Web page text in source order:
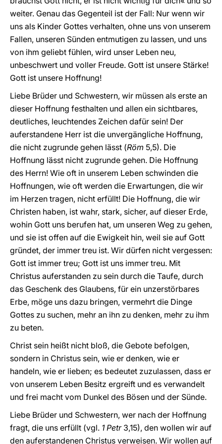
weiter. Genau das Gegenteil ist der Fall: Nur wenn wir
uns als Kinder Gottes verhalten, ohne uns von unserem
Fallen, unseren Sünden entmutigen zu lassen, und uns
von ihm geliebt fühlen, wird unser Leben neu,
unbeschwert und voller Freude. Gott ist unsere Stärke!
Gott ist unsere Hoffnung!
Liebe Brüder und Schwestern, wir müssen als erste an
dieser Hoffnung festhalten und allen ein sichtbares,
deutliches, leuchtendes Zeichen dafür sein! Der
auferstandene Herr ist die unvergängliche Hoffnung,
die nicht zugrunde gehen lässt (Röm 5,5). Die
Hoffnung lässt nicht zugrunde gehen. Die Hoffnung
des Herrn! Wie oft in unserem Leben schwinden die
Hoffnungen, wie oft werden die Erwartungen, die wir
im Herzen tragen, nicht erfüllt! Die Hoffnung, die wir
Christen haben, ist wahr, stark, sicher, auf dieser Erde,
wohin Gott uns berufen hat, um unseren Weg zu gehen,
und sie ist offen auf die Ewigkeit hin, weil sie auf Gott
gründet, der immer treu ist. Wir dürfen nicht vergessen:
Gott ist immer treu; Gott ist uns immer treu. Mit
Christus auferstanden zu sein durch die Taufe, durch
das Geschenk des Glaubens, für ein unzerstörbares
Erbe, möge uns dazu bringen, vermehrt die Dinge
Gottes zu suchen, mehr an ihn zu denken, mehr zu ihm
zu beten.
Christ sein heißt nicht bloß, die Gebote befolgen,
sondern in Christus sein, wie er denken, wie er
handeln, wie er lieben; es bedeutet zuzulassen, dass er
von unserem Leben Besitz ergreift und es verwandelt
und frei macht vom Dunkel des Bösen und der Sünde.
Liebe Brüder und Schwestern, wer nach der Hoffnung
fragt, die uns erfüllt (vgl. 1 Petr 3,15), den wollen wir auf
den auferstandenen Christus verweisen. Wir wollen auf